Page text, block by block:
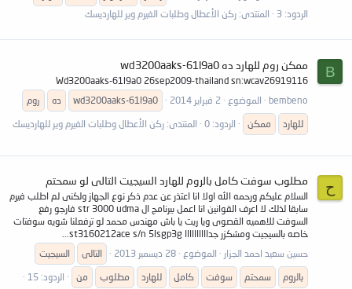
الردود: 3
المنتدى: ركن الأعطال وطلبات الفيرم وير للهارديسك
B ممكن روم للهارد ده wd3200aaks-61l9a0
Wd3200aaks-61l9a0 26sep2009-thailand sn:wcav26919116
bembeno
الموضوع 2 فبراير 2014 wd3200aaks-61l9a0 ده
روم
للهارد
ممكن الردود: 0 المنتدى: ركن الأعطال وطلبات الفيرم وير للهارديسك
ح مطلوب سوفت كامل بالروم للهارد السيجيت التالى لو سمحتم
السلام عليكم ورحمه الله اولا انا اعتذر عن عدم ذكر نوع الجهاز ولكنى لم اطلب فيرم
سابقا لذلك لا اعرف القوانين انا اعمل ببرنامج ال str 3000 udma فارجو رفع
السوفت للاهميه القصوى ويا ريت يا باش مهندس محمد لو ترفعلنا شويه سوفتات
خاصه بالسيجيت ومشكزر جداااااااااا st3160212ace s/n 5lsgp3g...
حسين سعيد احمد الجزار
الموضوع 28 ديسمبر 2013 التالى
السيجيت
بالروم
سمحتم سوفت كامل للهارد مطلوب من
الردود: 15